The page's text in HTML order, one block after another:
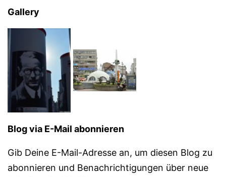
Gallery
Blog via E-Mail abonnieren
Gib Deine E-Mail-Adresse an, um diesen Blog zu
abonnieren und Benachrichtigungen über neue